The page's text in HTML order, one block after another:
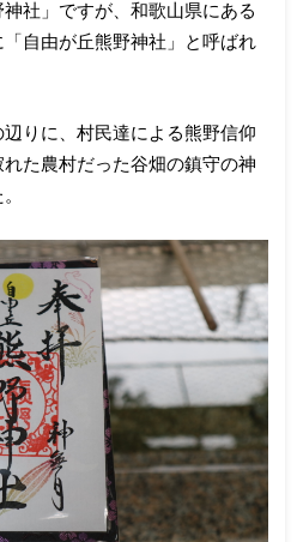
社」ですが、和歌山県にある
自由が丘熊野神社」と呼ばれ
りに、村民達による熊野信仰
た農村だった谷畑の鎮守の神